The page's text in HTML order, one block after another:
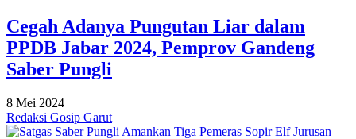
Cegah Adanya Pungutan Liar dalam
PPDB Jabar 2024, Pemprov Gandeng
Saber Pungli
8 Mei 2024
Redaksi Gosip Garut